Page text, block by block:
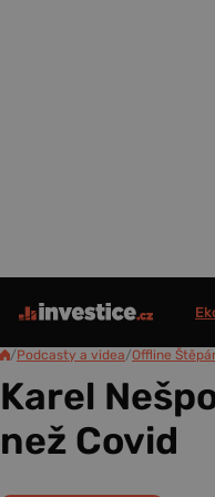
/Podcasty a videa/Offline
Karel
než Covid